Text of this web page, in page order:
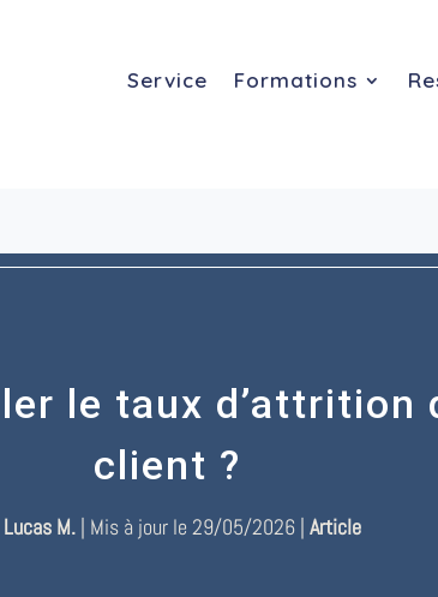
Service Formations
le taux d’attrition
client ?
Lucas M.| Mis à jour le 29/05/2026| Article